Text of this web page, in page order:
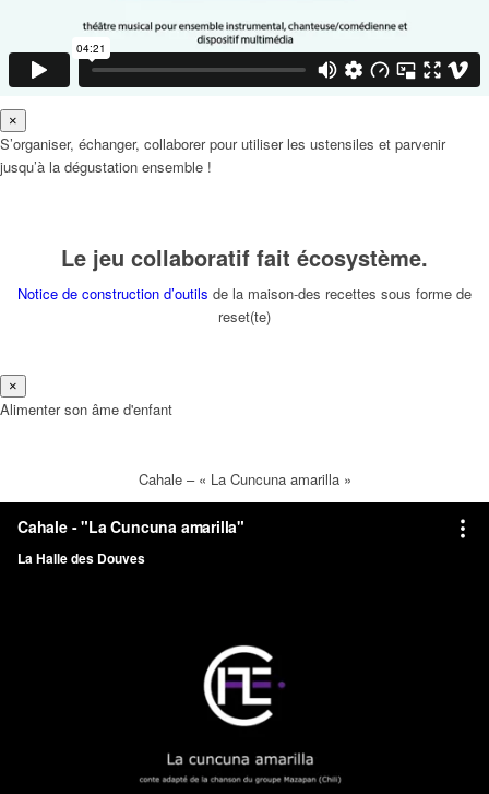
×
S’organiser, échanger, collaborer pour utiliser les ustensiles et parvenir
jusqu’à la dégustation ensemble !
Le jeu collaboratif fait écosystème.
Notice de construction d’outils de la maison-des recettes sous forme de
reset(te)
×
Alimenter son âme d'enfant
Cahale – « La Cuncuna amarilla »